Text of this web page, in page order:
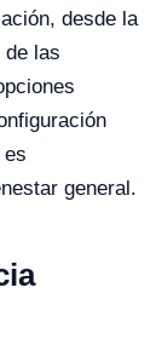
desde la
las
es
general.